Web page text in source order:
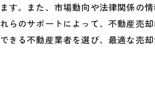
す。また、市場動向や法律関係の
らのサポートによって、不動産売
る不動産業者を選び、最適な売